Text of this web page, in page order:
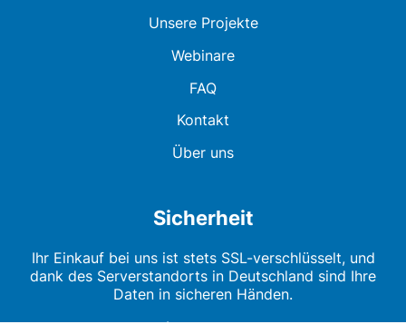
Unsere Projekte
Webinare
FAQ
Kontakt
Über uns
Sicherheit
Ihr Einkauf bei uns ist stets SSL-verschlüsselt, und
dank des Serverstandorts in Deutschland sind Ihre
Daten in sicheren Händen.
Impressum